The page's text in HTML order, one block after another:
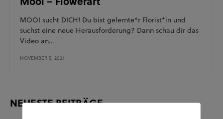
MOOI sucht DICH! Du bist gelernte*r Florist*in und
suchst eine neue Herausforderung? Dann schau dir das
Video an…
NOVEMBER 5, 2021
NEUESTE BEITRÄGE